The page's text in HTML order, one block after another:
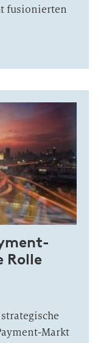
fusionierten
Rolle
Markt